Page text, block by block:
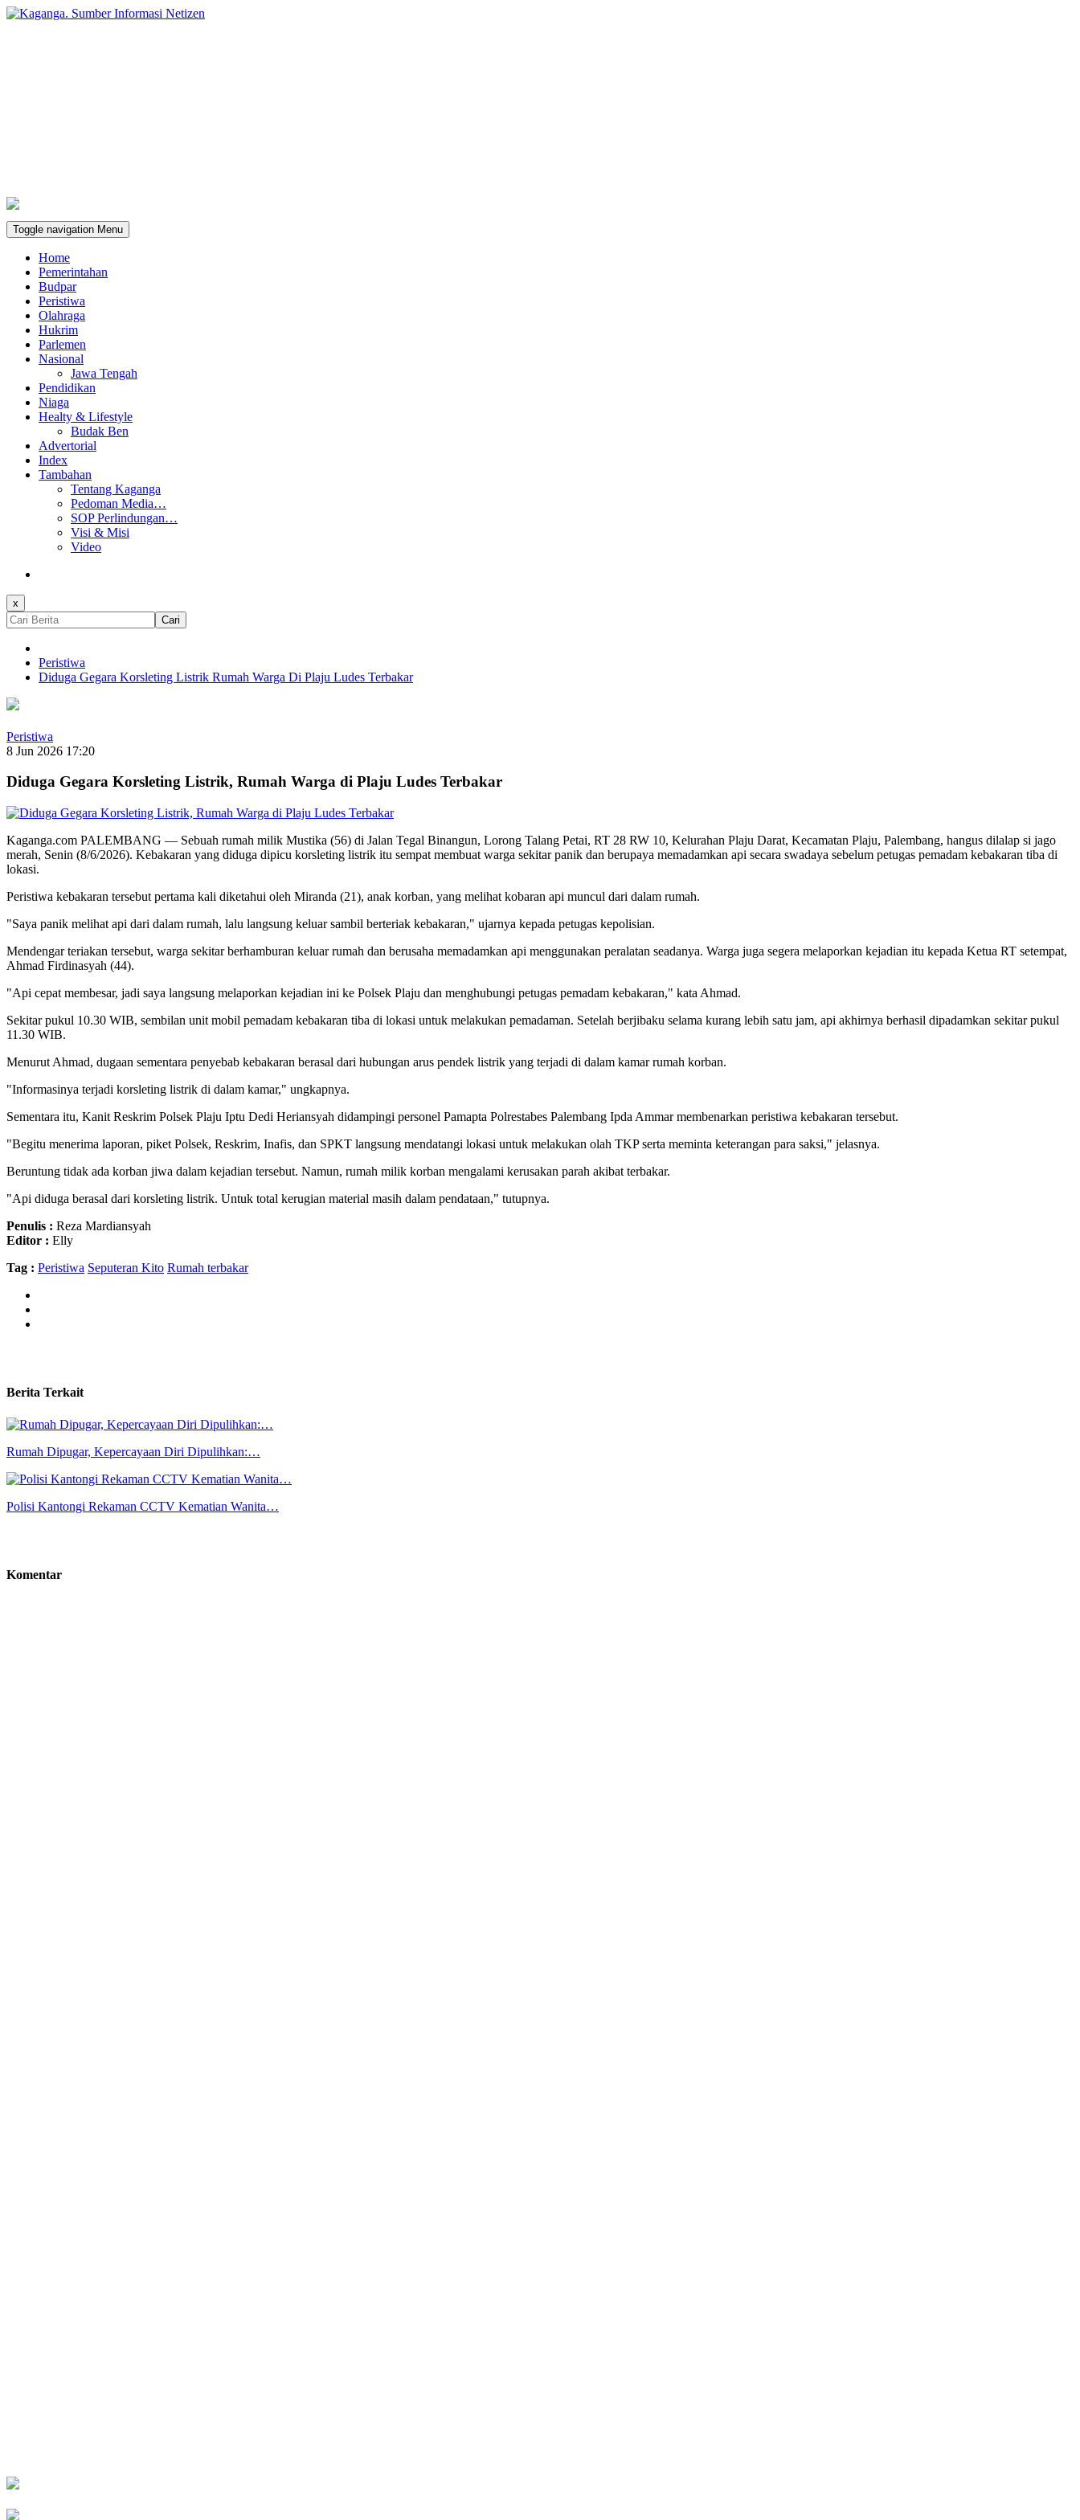
Toggle navigation Menu
Home
Pemerintahan
Budpar
Peristiwa
Olahraga
Hukrim
Parlemen
Nasional
Jawa Tengah
Pendidikan
Niaga
Healty & Lifestyle
Budak Ben
Advertorial
Index
Tambahan
Tentang Kaganga
Pedoman Media…
SOP Perlindungan…
Visi & Misi
Video
x
Cari
Peristiwa
Diduga Gegara Korsleting Listrik Rumah Warga Di Plaju Ludes Terbakar
Peristiwa
8 Jun 2026 17:20
Diduga Gegara Korsleting Listrik, Rumah Warga di Plaju Ludes Terbakar
Kaganga.com PALEMBANG — Sebuah rumah milik Mustika (56) di Jalan Tegal Binangun, Lorong Talang Petai, RT 28 RW 10, Kelurahan Plaju Darat, Kecamatan Plaju, Palembang, hangus dilalap si jago
merah, Senin (8/6/2026). Kebakaran yang diduga dipicu korsleting listrik itu sempat membuat warga sekitar panik dan berupaya memadamkan api secara swadaya sebelum petugas pemadam kebakaran tiba di
lokasi.
Peristiwa kebakaran tersebut pertama kali diketahui oleh Miranda (21), anak korban, yang melihat kobaran api muncul dari dalam rumah.
"Saya panik melihat api dari dalam rumah, lalu langsung keluar sambil berteriak kebakaran," ujarnya kepada petugas kepolisian.
Mendengar teriakan tersebut, warga sekitar berhamburan keluar rumah dan berusaha memadamkan api menggunakan peralatan seadanya. Warga juga segera melaporkan kejadian itu kepada Ketua RT setempat,
Ahmad Firdinasyah (44).
"Api cepat membesar, jadi saya langsung melaporkan kejadian ini ke Polsek Plaju dan menghubungi petugas pemadam kebakaran," kata Ahmad.
Sekitar pukul 10.30 WIB, sembilan unit mobil pemadam kebakaran tiba di lokasi untuk melakukan pemadaman. Setelah berjibaku selama kurang lebih satu jam, api akhirnya berhasil dipadamkan sekitar pukul
11.30 WIB.
Menurut Ahmad, dugaan sementara penyebab kebakaran berasal dari hubungan arus pendek listrik yang terjadi di dalam kamar rumah korban.
"Informasinya terjadi korsleting listrik di dalam kamar," ungkapnya.
Sementara itu, Kanit Reskrim Polsek Plaju Iptu Dedi Heriansyah didampingi personel Pamapta Polrestabes Palembang Ipda Ammar membenarkan peristiwa kebakaran tersebut.
"Begitu menerima laporan, piket Polsek, Reskrim, Inafis, dan SPKT langsung mendatangi lokasi untuk melakukan olah TKP serta meminta keterangan para saksi," jelasnya.
Beruntung tidak ada korban jiwa dalam kejadian tersebut. Namun, rumah milik korban mengalami kerusakan parah akibat terbakar.
"Api diduga berasal dari korsleting listrik. Untuk total kerugian material masih dalam pendataan," tutupnya.
Penulis : Reza Mardiansyah
Editor : Elly
Tag : Peristiwa Seputeran Kito Rumah terbakar
Berita Terkait
Rumah Dipugar, Kepercayaan Diri Dipulihkan:…
Polisi Kantongi Rekaman CCTV Kematian Wanita…
Komentar